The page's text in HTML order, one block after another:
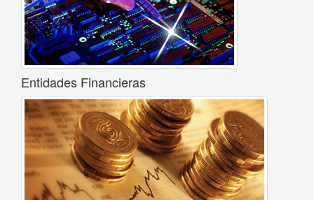
Entidades Financieras